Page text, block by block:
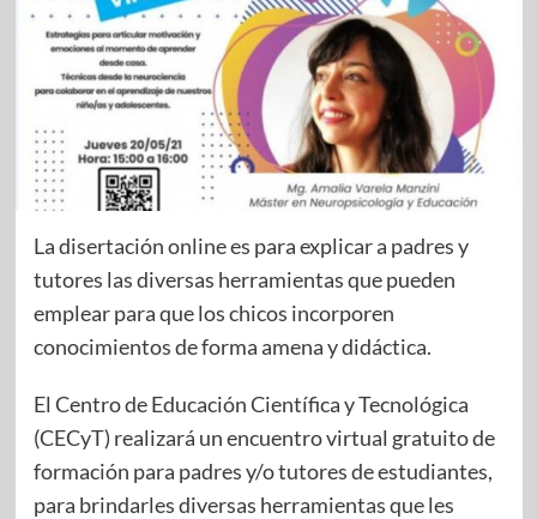
La disertación online es para explicar a padres y
tutores las diversas herramientas que pueden
emplear para que los chicos incorporen
conocimientos de forma amena y didáctica.
El Centro de Educación Científica y Tecnológica
(CECyT) realizará un encuentro virtual gratuito de
formación para padres y/o tutores de estudiantes,
para brindarles diversas herramientas que les